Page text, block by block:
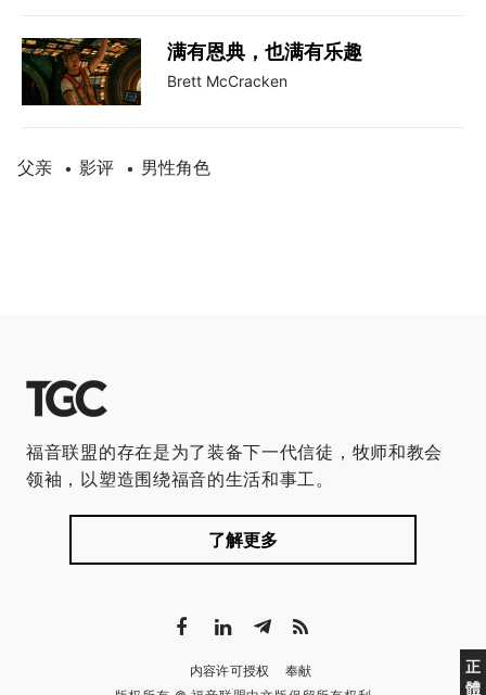
满有恩典，也满有乐趣
Brett McCracken
父亲 • 影评 • 男性角色
正
體
福音联盟的存在是为了装备下一代信徒，牧师和教会
领袖，以塑造围绕福音的生活和事工。
了解更多
内容许可授权
奉献